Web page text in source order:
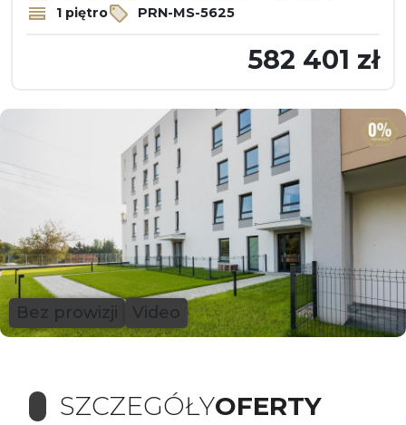
1 piętro PRN-MS-5625
582 401 zł
Bez prowizji Video
SZCZEGÓŁYOFERTY